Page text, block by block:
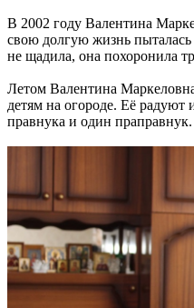
В 2002 году Валентина
свою долгую жизнь пыталась
не щадила, она похоронила
Летом Валентина
детям на огороде. Её радуют
правнука и один праправнук.